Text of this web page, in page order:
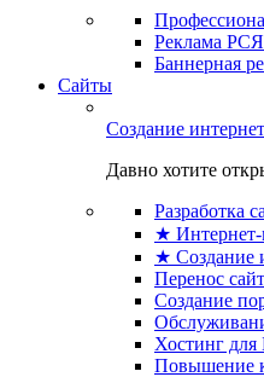
Реклама
Баннерная
Сайты
Создание
Давно хотите
Разработка
★ Интернет-
★ Создание
Перенос
Создание
Хостинг для
Повышение